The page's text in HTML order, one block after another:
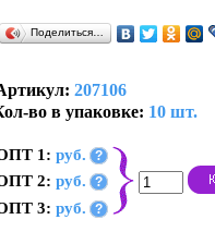
Поделиться…
207106
во в упаковке: 10 шт.
1: руб. ?
2: руб. ?
3: руб. ?